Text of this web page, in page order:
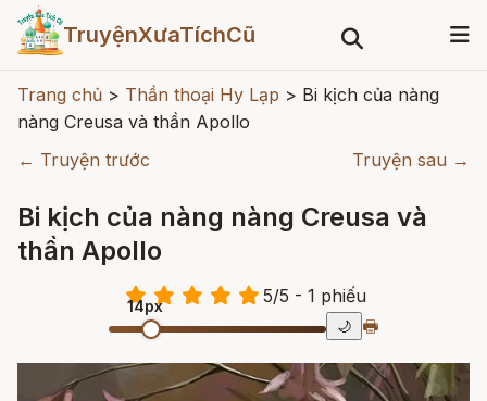
TruyệnXưaTíchCũ
Trang chủ > Thần thoại Hy Lạp > Bi kịch của nàng
nàng Creusa và thần Apollo
← Truyện trước
Truyện sau →
Bi kịch của nàng nàng Creusa và
thần Apollo
5/5 - 1 phiếu
14px
🌙 🖶